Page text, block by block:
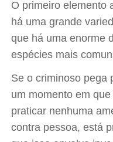
O primeiro elemento
há uma grande
que há uma enorme
espécies mais
Se o criminoso pega
um momento em
praticar nenhuma
contra pessoa, está